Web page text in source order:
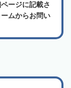
ージに記載さ
ムからお問い